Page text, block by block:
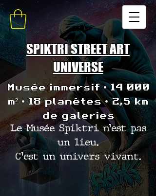
SPIKTRI STREET ART
UNIVERSE
Musée immersif • 14 000
m² • 18 planètes • 2,5 km
de galeries
Le Musée Spiktri n’est pas
un lieu.
C’est un univers vivant.